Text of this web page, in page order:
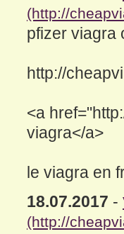
(http://
pfizer viagra
http://
<a
viagra</a>
le viagra en
18.07.2017 -
(http://